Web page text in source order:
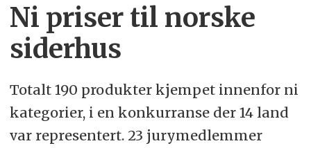
Ni priser til norske
siderhus
Totalt 190 produkter kjempet innenfor ni
kategorier, i en konkurranse der 14 land
var representert. 23 jurymedlemmer